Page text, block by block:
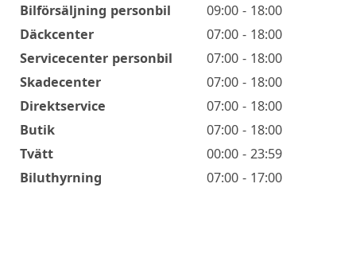
Öppettider
Bilförsäljning personbil
09:00 - 18:00
Däckcenter
07:00 - 18:00
Servicecenter personbil
07:00 - 18:00
Skadecenter
07:00 - 18:00
Direktservice
07:00 - 18:00
Butik
07:00 - 18:00
Tvätt
00:00 - 23:59
Biluthyrning
07:00 - 17:00